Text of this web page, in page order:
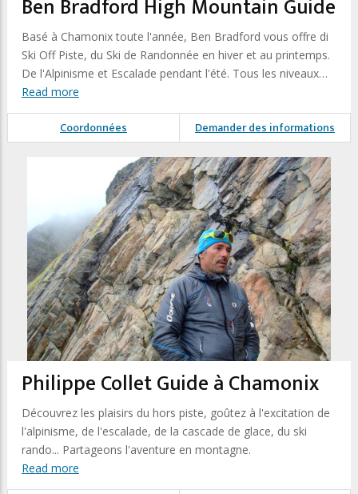
Ben Bradford High Mountain Guide
Basé à Chamonix toute l'année, Ben Bradford vous offre di
Ski Off Piste, du Ski de Randonnée en hiver et au printemps.
De l'Alpinisme et Escalade pendant l'été. Tous les niveaux…
Read more
Coordonnées Demander des informations
Philippe Collet Guide à Chamonix
Découvrez les plaisirs du hors piste, goûtez à l'excitation de
l'alpinisme, de l'escalade, de la cascade de glace, du ski
rando... Partageons l'aventure en montagne.
Read more